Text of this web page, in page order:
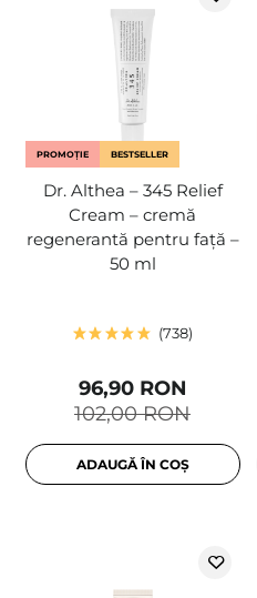
PROMOȚIE BESTSELLER
Dr. Althea – 345 Relief
Cream – cremă
regenerantă pentru față –
50 ml
738
102,00 RON
96,90 RON
ADAUGĂ ÎN COȘ